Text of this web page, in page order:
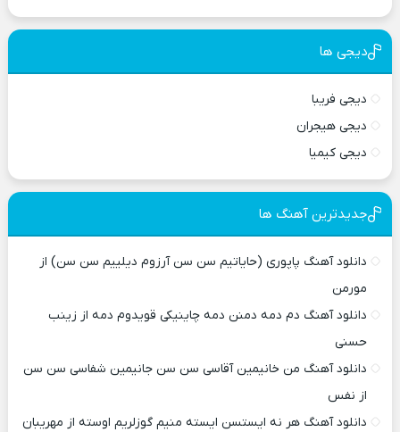
دیجی ها
دیجی فریبا
دیجی هیجران
دیجی کیمیا
جدیدترین آهنگ ها
دانلود آهنگ پاپوری (حایاتیم سن سن آرزوم دیلییم سن سن) از
مورمن
دانلود آهنگ دم دمه دمنن دمه چاینیکی قویدوم دمه از زینب
حسنی
دانلود آهنگ من خانیمین آقاسی سن سن جانیمین شفاسی سن سن
از نفس
دانلود آهنگ هر نه ایستسن ایسته منیم گوزلریم اوسته از مهریبان